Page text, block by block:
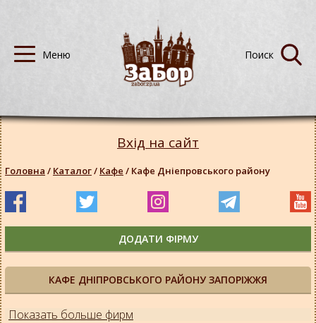
КАФЕ ДНІПРОВСЬКОГО РАЙОНУ ЗАПОРІЖЖЯ
Показать больше фирм
Вхід на сайт
Головна / Каталог/ Кафе / Кафе Дніепровського району
ДОДАТИ ФІРМУ